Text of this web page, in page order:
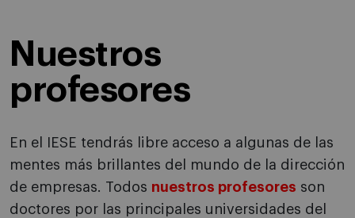
Nuestros
profesores
En el IESE tendrás libre acceso a algunas de las
mentes más brillantes del mundo de la dirección
de empresas. Todos nuestros profesores son
doctores por las principales universidades del